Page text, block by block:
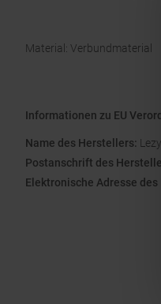
Material: Verbundmaterial
Informationen zu EU
Name des Herstellers:
Postanschrift des
Elektronische Adresse